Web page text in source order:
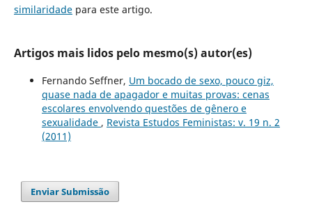
similaridadepara este artigo.
Artigos mais lidos pelo mesmo(s) autor(es)
Fernando Seffner, Um bocado de sexo, pouco giz,
quase nada de apagador e muitas provas: cenas
escolares envolvendo questões de gênero e
sexualidade , Revista Estudos Feministas: v. 19 n. 2
(2011)
Enviar Submissão